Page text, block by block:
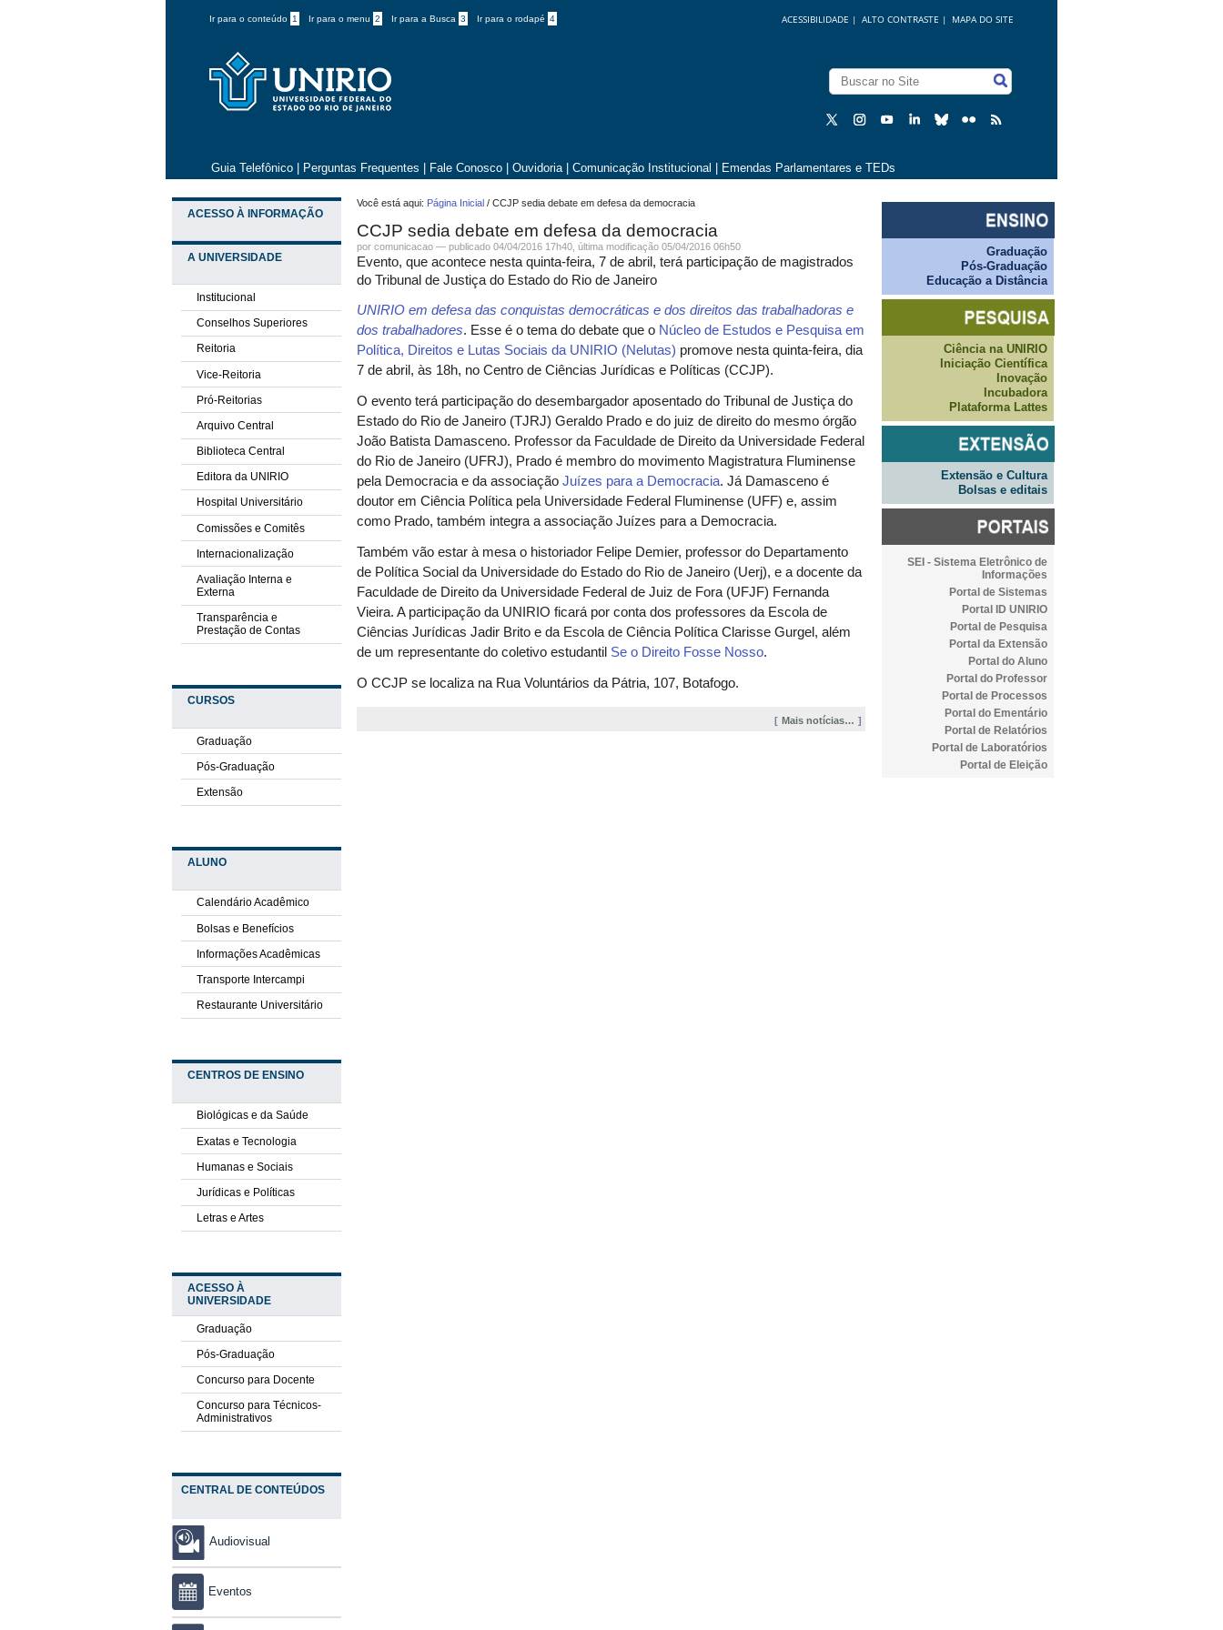
Ir para o conteúdo 1 Ir para o menu 2 Ir para a Busca 3 Ir para o rodapé 4 MAPA DO SITE
ALTO CONTRASTE |
ACESSIBILIDADE |
Guia Telefônico Perguntas Frequentes Fale Conosco Ouvidoria Comunicação Institucional Emendas Parlamentares e TEDs
ACESSO À INFORMAÇÃO
A UNIVERSIDADE
Institucional
Conselhos Superiores
Reitoria
Vice-Reitoria
Pró-Reitorias
Arquivo Central
Biblioteca Central
Editora da UNIRIO
Hospital Universitário
Comissões e Comitês
Internacionalização
Avaliação Interna e
Externa
Transparência e
Prestação de Contas
CURSOS
Graduação
Pós-Graduação
Extensão
ALUNO
Calendário Acadêmico
Bolsas e Benefícios
Informações Acadêmicas
Transporte Intercampi
Restaurante Universitário
CENTROS DE ENSINO
Biológicas e da Saúde
Exatas e Tecnologia
Humanas e Sociais
Jurídicas e Políticas
Letras e Artes
ACESSO À
UNIVERSIDADE
Graduação
Pós-Graduação
Concurso para Docente
Concurso para Técnicos-
Administrativos
CENTRAL DE CONTEÚDOS
Audiovisual
Eventos
Você está aqui: Página Inicial /CCJP sedia debate em defesa da democracia
CCJP sedia debate em defesa da democracia
por comunicacao —publicado 04/04/2016 17h40,última modificação 05/04/2016 06h50
Evento, que acontece nesta quinta-feira, 7 de abril, terá participação de magistrados
do Tribunal de Justiça do Estado do Rio de Janeiro
UNIRIO em defesa das conquistas democráticas e dos direitos das trabalhadoras e
dos trabalhadores. Esse é o tema do debate que o Núcleo de Estudos e Pesquisa em
Política, Direitos e Lutas Sociais da UNIRIO (Nelutas) promove nesta quinta-feira, dia
7 de abril, às 18h, no Centro de Ciências Jurídicas e Políticas (CCJP).
O evento terá participação do desembargador aposentado do Tribunal de Justiça do
Estado do Rio de Janeiro (TJRJ) Geraldo Prado e do juiz de direito do mesmo órgão
João Batista Damasceno. Professor da Faculdade de Direito da Universidade Federal
do Rio de Janeiro (UFRJ), Prado é membro do movimento Magistratura Fluminense
pela Democracia e da associaçãoJuízes para a Democracia. Já Damasceno é
doutor em Ciência Política pela Universidade Federal Fluminense (UFF) e, assim
como Prado, também integra a associação Juízes para a Democracia.
Também vão estar à mesa o historiador Felipe Demier, professor do Departamento
de Política Social da Universidade do Estado do Rio de Janeiro (Uerj), e a docente da
Faculdade de Direito da Universidade Federal de Juiz de Fora (UFJF) Fernanda
Vieira. A participação da UNIRIO ficará por conta dos professores da Escola de
Ciências Jurídicas Jadir Brito e da Escola de Ciência Política Clarisse Gurgel, além
de um representante do coletivo estudantil Se o Direito Fosse Nosso.
O CCJP se localiza na Rua Voluntários da Pátria, 107, Botafogo.
Mais notícias…
Graduação
Pós-Graduação
Educação a Distância
Ciência na UNIRIO
Iniciação Científica
Inovação
Incubadora
Plataforma Lattes
Extensão e Cultura
Bolsas e editais
SEI - Sistema Eletrônico de
Informações
Portal de Sistemas
Portal ID UNIRIO
Portal de Pesquisa
Portal da Extensão
Portal do Aluno
Portal do Professor
Portal de Processos
Portal do Ementário
Portal de Relatórios
Portal de Laboratórios
Portal de Eleição